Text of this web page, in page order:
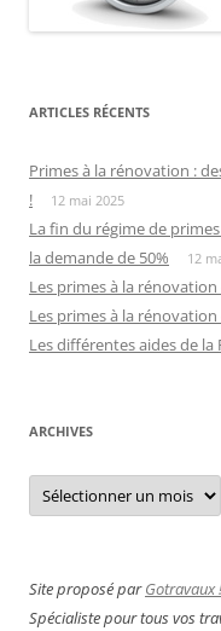
ARTICLES RÉCENTS
Primes à la rénovation :
!
12 mai 2025
La fin du régime de
la demande de 50%
12
Les primes à la
Les primes à la
Les différentes aides de
ARCHIVES
Archives
Site proposé parGotravaux !
Spécialiste pour tous vos